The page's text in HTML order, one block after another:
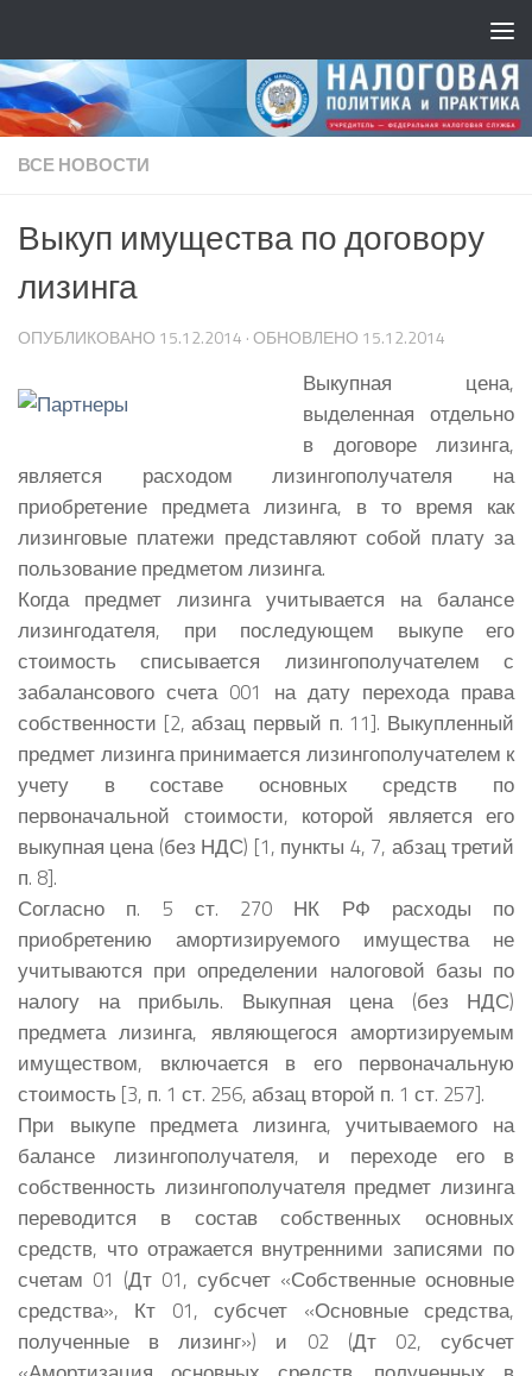
ВСЕ НОВОСТИ
Выкуп имущества по договору
лизинга
ОПУБЛИКОВАНО 15.12.2014 · ОБНОВЛЕНО 15.12.2014
Выкупная цена,
выделенная отдельно
в договоре лизинга,
является расходом лизингополучателя на
приобретение предмета лизинга, в то время как
лизинговые платежи представляют собой плату за
пользование предметом лизинга.
Когда предмет лизинга учитывается на балансе
лизингодателя, при последующем выкупе его
стоимость списывается лизингополучателем с
забалансового счета 001 на дату перехода права
собственности [2, абзац первый п. 11]. Выкупленный
предмет лизинга принимается лизингополучателем к
учету в составе основных средств по
первоначальной стоимости, которой является его
выкупная цена (без НДС) [1, пункты 4, 7, абзац третий
п. 8].
Согласно п. 5 ст. 270 НК РФ расходы по
приобретению амортизируемого имущества не
учитываются при определении налоговой базы по
налогу на прибыль. Выкупная цена (без НДС)
предмета лизинга, являющегося амортизируемым
имуществом, включается в его первоначальную
стоимость [3, п. 1 ст. 256, абзац второй п. 1 ст. 257].
При выкупе предмета лизинга, учитываемого на
балансе лизингополучателя, и переходе его в
собственность лизингополучателя предмет лизинга
переводится в состав собственных основных
средств, что отражается внутренними записями по
счетам 01 (Дт 01, субсчет «Собственные основные
средства», Кт 01, субсчет «Основные средства,
полученные в лизинг») и 02 (Дт 02, субсчет